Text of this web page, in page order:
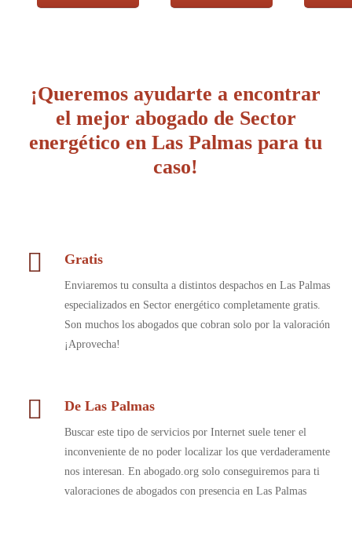
¡Queremos ayudarte a encontrar
el mejor abogado de Sector
energético en Las Palmas para tu
caso!
Gratis
Enviaremos tu consulta a distintos despachos en Las Palmas
especializados en Sector energético completamente gratis.
Son muchos los abogados que cobran solo por la valoración
¡Aprovecha!
De Las Palmas
Buscar este tipo de servicios por Internet suele tener el
inconveniente de no poder localizar los que verdaderamente
nos interesan. En abogado.org solo conseguiremos para ti
valoraciones de abogados con presencia en Las Palmas